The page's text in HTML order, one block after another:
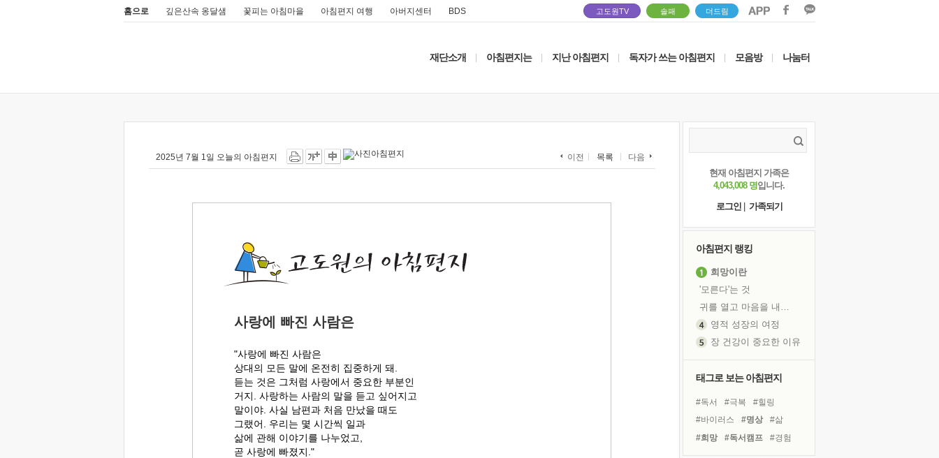
홈으로 깊은산속 옹달샘 꽃피는 아침마을 아침편지 여행 아버지센터 BDS 고도원TV 솔패 더드림
재단소개 아침편지는 지난 아침편지 독자가 쓰는 아침편지 모음방 나눔터
2025년 7월 1일 오늘의 아침편지 이전 목록 다음
사랑에 빠진 사람은
"사랑에 빠진 사람은
상대의 모든 말에 온전히 집중하게 돼.
듣는 것은 그처럼 사랑에서 중요한 부분인
거지. 사랑하는 사람의 말을 듣고 싶어지고
말이야. 사실 남편과 처음 만났을 때도
그랬어. 우리는 몇 시간씩 일과
삶에 관해 이야기를 나누었고,
곧 사랑에 빠졌지."
현재 아침편지 가족은
4,043,008 명입니다.
로그인
가족되기
아침편지 랭킹
희망이란
'모른다'는 것
귀를 열고 마음을 내어주고
영적 성장의 여정
장 건강이 중요한 이유
태그로 보는 아침편지
#독서 #극복
#힐링
#바이러스
#명상
#삶
#희망
#독서캠프
#경험